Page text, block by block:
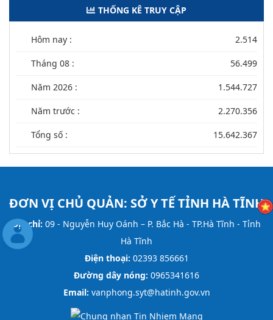
THỐNG KÊ TRUY CẬP
Hôm nay : 2.514
Tháng 08 : 56.499
Năm 2026 : 1.544.727
Năm trước : 2.270.356
Tổng số : 15.642.367
ĐƠN VỊ CHỦ QUẢN: SỞ Y TẾ TỈNH HÀ TĨNH
Địa chỉ: 09 - Nguyễn Huy Oánh – P. Bắc Hà - TP.Hà Tĩnh - Tỉnh
Hà Tĩnh
Điện thoại: 02393 856661
Đường dây nóng: 0965341616
Email: vanphong.syt@hatinh.gov.vn